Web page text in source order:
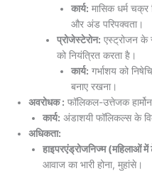
कार्य: मासिक धर्म चक्र
और अंड परिपक्वता।
प्रोजेस्टेरोन: एस्ट्रोजन के
को नियंत्रित करता है।
कार्य: गर्भाशय को
बनाए रखना।
अवरोधक : फॉलिकल-उत्तेजक
कार्य: अंडाशयी फॉलिकल्स के
अधिकता:
हाइपरएंड्रोजनिज्म (महिलाओं
आवाज का भारी होना, मुहांसे।